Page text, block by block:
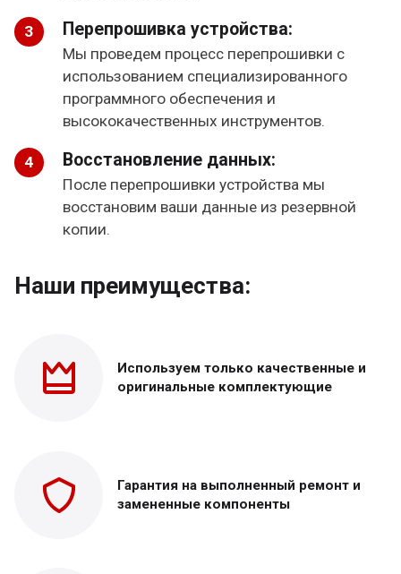
Перепрошивка устройства:
Мы проведем процесс перепрошивки с
использованием специализированного
программного обеспечения и
высококачественных инструментов.
Восстановление данных:
После перепрошивки устройства мы
восстановим ваши данные из резервной
копии.
Наши преимущества:
Используем только качественные и
оригинальные комплектующие
Гарантия на выполненный ремонт и
замененные компоненты